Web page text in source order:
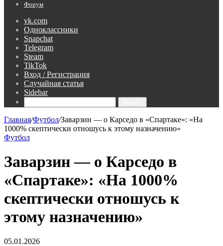
Форум
vk.com
Одноклассники
Snapchat
Telegram
Steam
TikTok
Вход / Регистрация
Случайная статья
Sidebar
Главная/Футбол/Заварзин — о Карседо в «Спартаке»: «На
1000% скептически отношусь к этому назначению»
Футбол
Заварзин — о Карседо в
«Спартаке»: «На 1000%
скептически отношусь к
этому назначению»
05.01.2026